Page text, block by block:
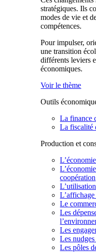
stratégiques. Ils
modes de vie et
compétences.
Pour impulser,
une transition
différents leviers
économiques.
Voir le thème
Outils
La finance
La fiscalité
Production et
coopération
Le
Les
Les
Les
Les pôles